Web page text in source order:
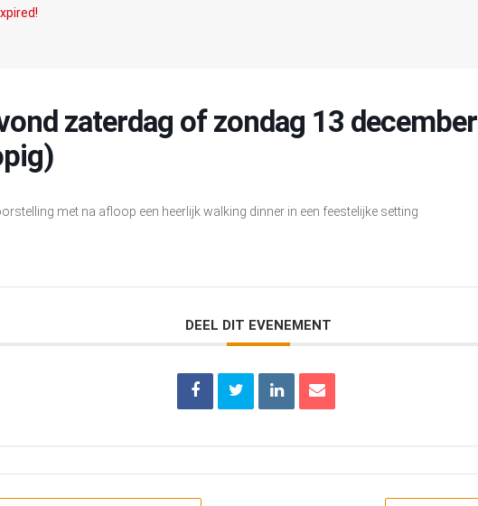
zaterdag of zondag 13 december
met na afloop een heerlijk walking dinner in een feestelijke setting
DEEL DIT EVENEMENT